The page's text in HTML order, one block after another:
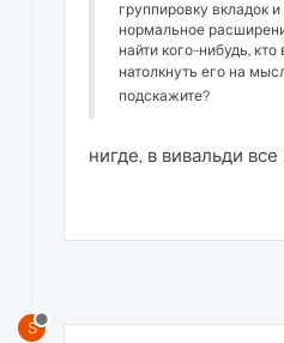
группировку вкладок
нормальное
найти кого-нибудь,
натолкнуть его на
подскажите?
нигде, в вивальди
S